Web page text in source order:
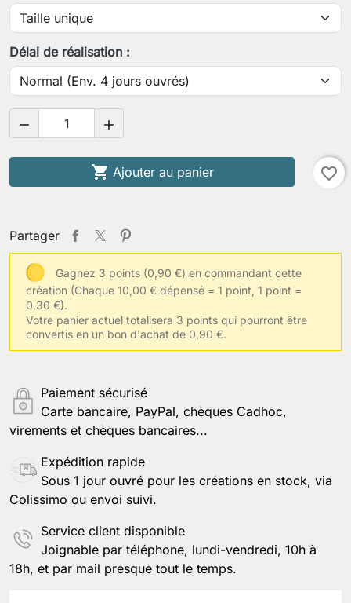
Délai de réalisation :
 
 Ajouter au panier favorite_border
Partager
Gagnez 3 points (0,90 €) en commandant cette
création (Chaque 10,00 € dépensé = 1 point, 1 point =
0,30 €).
Votre panier actuel totalisera 3 points qui pourront être
convertis en un bon d'achat de 0,90 €.
Paiement sécurisé
Carte bancaire, PayPal, chèques Cadhoc,
virements et chèques bancaires...
Expédition rapide
Sous 1 jour ouvré pour les créations en stock, via
Colissimo ou envoi suivi.
Service client disponible
Joignable par téléphone, lundi-vendredi, 10h à
18h, et par mail presque tout le temps.